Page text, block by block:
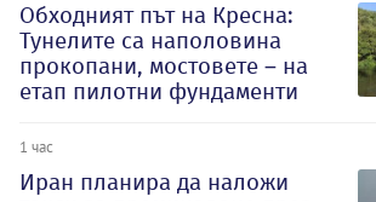
Обходният път на Кресна:
Тунелите са наполовина
прокопани, мостовете – на
етап пилотни фундаменти
1 час
Иран планира да наложи